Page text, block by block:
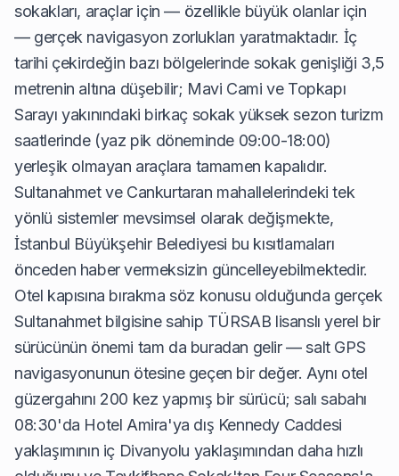
sokakları, araçlar için — özellikle büyük olanlar için
— gerçek navigasyon zorlukları yaratmaktadır. İç
tarihi çekirdeğin bazı bölgelerinde sokak genişliği 3,5
metrenin altına düşebilir; Mavi Cami ve Topkapı
Sarayı yakınındaki birkaç sokak yüksek sezon turizm
saatlerinde (yaz pik döneminde 09:00-18:00)
yerleşik olmayan araçlara tamamen kapalıdır.
Sultanahmet ve Cankurtaran mahallelerindeki tek
yönlü sistemler mevsimsel olarak değişmekte,
İstanbul Büyükşehir Belediyesi bu kısıtlamaları
önceden haber vermeksizin güncelleyebilmektedir.
Otel kapısına bırakma söz konusu olduğunda gerçek
Sultanahmet bilgisine sahip TÜRSAB lisanslı yerel bir
sürücünün önemi tam da buradan gelir — salt GPS
navigasyonunun ötesine geçen bir değer. Aynı otel
güzergahını 200 kez yapmış bir sürücü; salı sabahı
08:30'da Hotel Amira'ya dış Kennedy Caddesi
yaklaşımının iç Divanyolu yaklaşımından daha hızlı